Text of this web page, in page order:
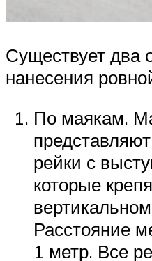
Существует два
нанесения
По маякам.
рейки с
которые
Расстояние
1 метр. Все